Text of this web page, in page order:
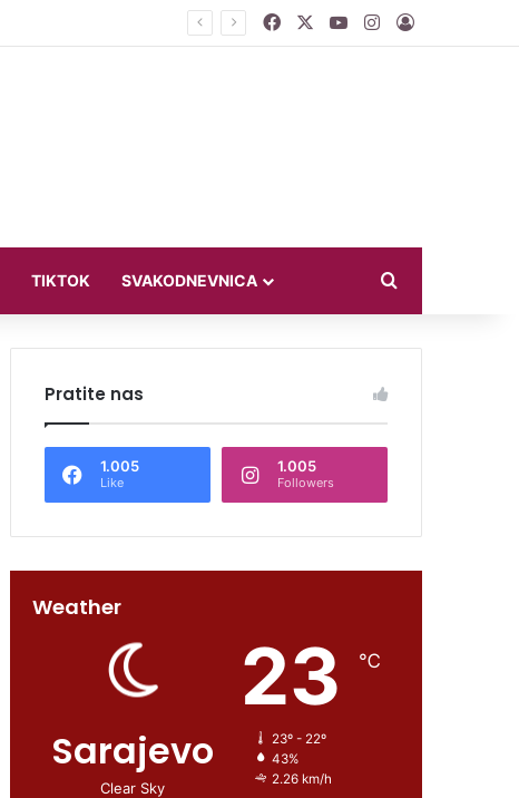
FacebookYouTubeInstagram
Log In
TIKTOK SVAKODNEVNICA
Pratite nas
1.005
Like
1.005
Followers
Weather
Sarajevo
Clear Sky
23 ℃
23º - 22º
43%
2.26 km/h